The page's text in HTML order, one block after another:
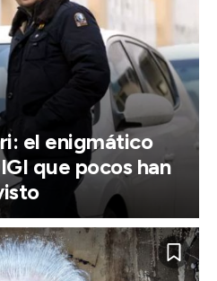
el enigmático
que pocos han